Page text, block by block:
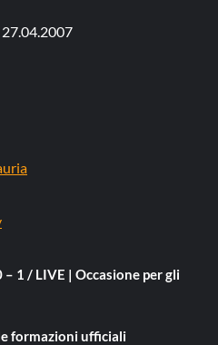
1 / LIVE | Occasione per gli
formazioni ufficiali